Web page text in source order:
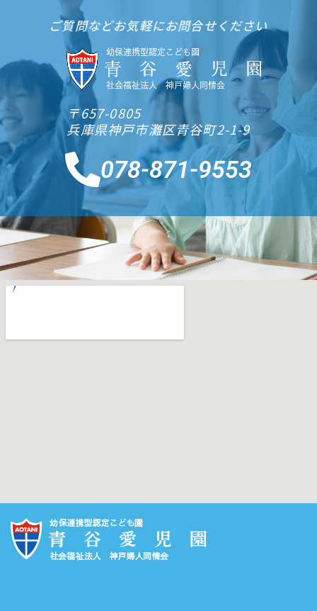
ご質問などお気軽にお問合せください
〒657-0805
兵庫県神戸市灘区青谷町2-1-9
078-871-9553